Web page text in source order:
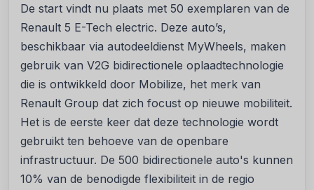
De start vindt nu plaats met 50 exemplaren van de
Renault 5 E-Tech electric. Deze auto’s,
beschikbaar via autodeeldienst MyWheels, maken
gebruik van V2G bidirectionele oplaadtechnologie
die is ontwikkeld door Mobilize, het merk van
Renault Group dat zich focust op nieuwe mobiliteit.
Het is de eerste keer dat deze technologie wordt
gebruikt ten behoeve van de openbare
infrastructuur. De 500 bidirectionele auto's kunnen
10% van de benodigde flexibiliteit in de regio